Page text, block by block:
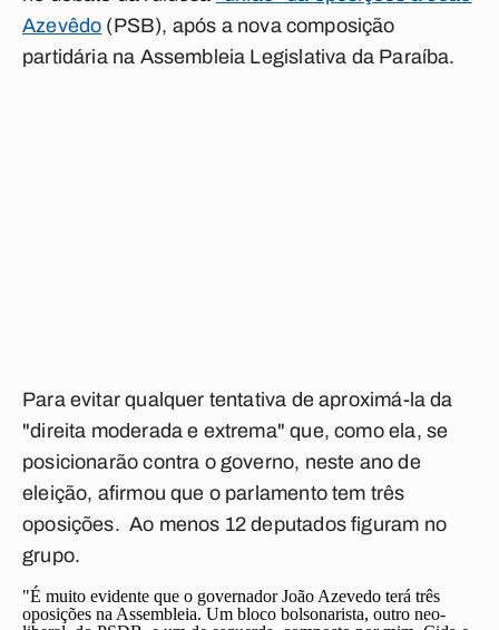
Azevêdo (PSB), após a nova composição
partidária na Assembleia Legislativa da Paraíba.
Para evitar qualquer tentativa de aproximá-la da
"direita moderada e extrema" que, como ela, se
posicionarão contra o governo, neste ano de
eleição, afirmou que o parlamento tem três
oposições. Ao menos 12 deputados figuram no
grupo.
"É muito evidente que o governador João Azevedo terá três
oposições na Assembleia. Um bloco bolsonarista, outro neo-